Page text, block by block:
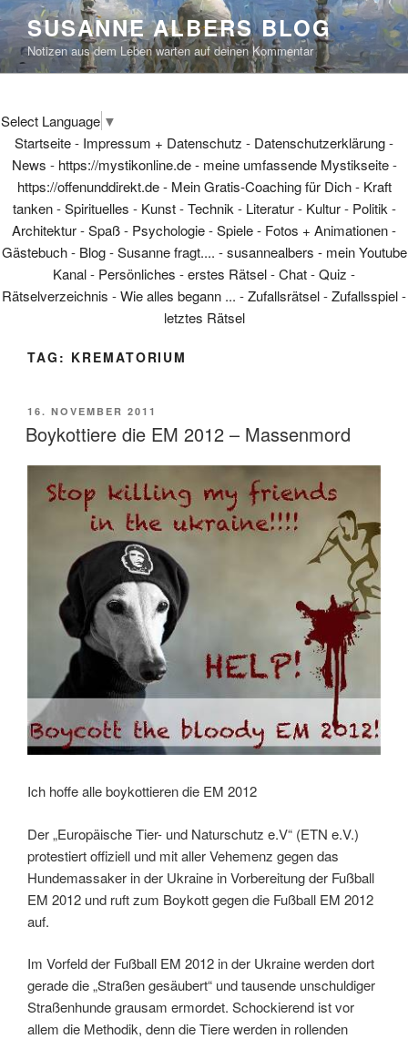
Skip
to
content
SUSANNE ALBERS BLOG
Notizen aus dem Leben warten auf deinen Kommentar
Select Language ▼
Startseite- Impressum + Datenschutz - Datenschutzerklärung-
News - https://mystikonline.de - meine umfassende Mystikseite-
https://offenunddirekt.de - Mein Gratis-Coaching für Dich- Kraft
tanken-Spirituelles - Kunst-Technik - Literatur- Kultur- Politik -
Architektur-Spaß- Psychologie-Spiele- Fotos + Animationen-
Gästebuch- Blog-Susanne fragt.... -susannealbers - mein Youtube
Kanal- Persönliches -erstes Rätsel-Chat-Quiz -
Rätselverzeichnis -Wie alles begann ... -Zufallsrätsel-Zufallsspiel-
letztes Rätsel
TAG: KREMATORIUM
POSTED
ON
16. NOVEMBER 2011
Boykottiere die EM 2012 – Massenmord
Ich hoffe alle boykottieren die EM 2012
Der „Europäische Tier- und Naturschutz e.V“ (ETN e.V.)
protestiert offiziell und mit aller Vehemenz gegen das
Hundemassaker in der Ukraine in Vorbereitung der Fußball
EM 2012 und ruft zum Boykott gegen die Fußball EM 2012
auf.
Im Vorfeld der Fußball EM 2012 in der Ukraine werden dort
gerade die „Straßen gesäubert“ und tausende unschuldiger
Straßenhunde grausam ermordet. Schockierend ist vor
allem die Methodik, denn die Tiere werden in rollenden